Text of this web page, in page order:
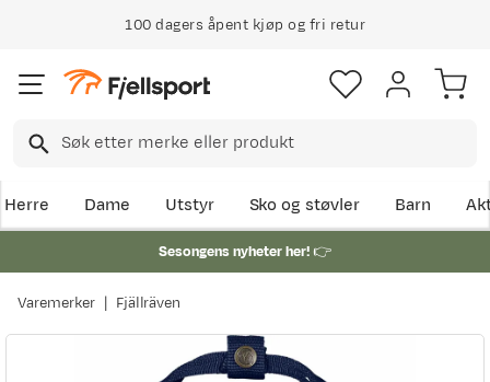
100 dagers åpent kjøp og fri retur
Herre Dame Utstyr Sko og støvler Barn
Sesongens nyheter her!👉
Varemerker Fjällräven